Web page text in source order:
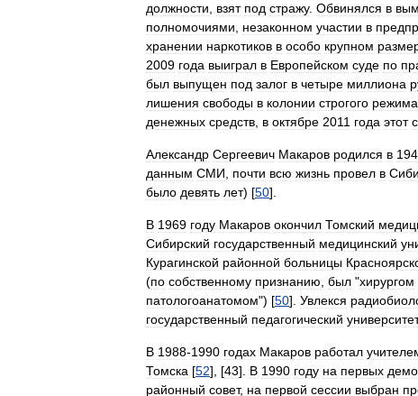
должности
взят под стражу. Обвинялся в
полномочиями
незаконном участии в
хранении наркотиков в особо крупном
2009 года выиграл в Европейском суде по
был выпущен под залог в четыре миллиона
лишения свободы в колонии строгого режима
денежных средств в октябре 2011 года этот
Александр Сергеевич Макаров родился в
данным СМИ почти всю жизнь провел в
было девять лет) [50].
В 1969 году Макаров окончил Томский
Сибирский государственный медицинский
Курагинской районной больницы
(по собственному признанию был "хирургом
патологоанатомом") [50]. Увлекся
государственный педагогический
В 1988-1990 годах Макаров работал
Томска [52], [43]. В 1990 году на первых
районный совет, на первой сессии выбран